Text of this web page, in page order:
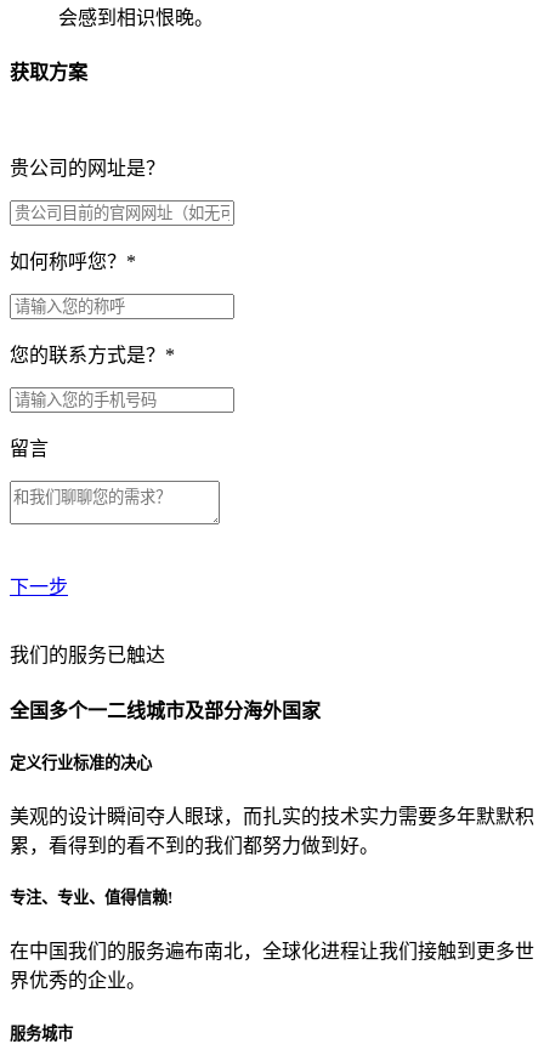
会感到相识恨晚。
获取方案
贵公司的网址是？
如何称呼您？ *
您的联系方式是？ *
留言
下一步
贵公司预算范围是？
贵公司的团队规模是？
目前主要的营销渠道是？
我们的服务已触达
全国多个一二线城市及部分海外国家
定义行业标准的决心
美观的设计瞬间夺人眼球，而扎实的技术实力需要多年默默积
累，看得到的看不到的我们都努力做到好。
专注、专业、值得信赖!
在中国我们的服务遍布南北，全球化进程让我们接触到更多世
界优秀的企业。
服务城市